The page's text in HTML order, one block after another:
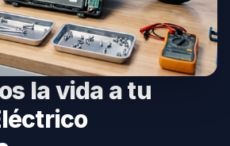
la vida a tu